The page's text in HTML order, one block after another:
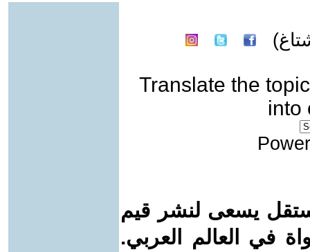
Translate the topic
into
يسعى لنشر قيم
في العالم العربي.